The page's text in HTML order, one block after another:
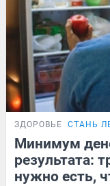
ЗДОРОВЬЕ СТАНЬ
Минимум
результата:
нужно есть,